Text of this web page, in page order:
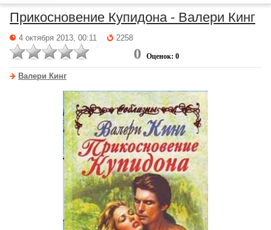
Прикосновение Купидона - Валери Кинг
4 октября 2013, 00:11 2258
0 Оценок: 0
Валери Кинг